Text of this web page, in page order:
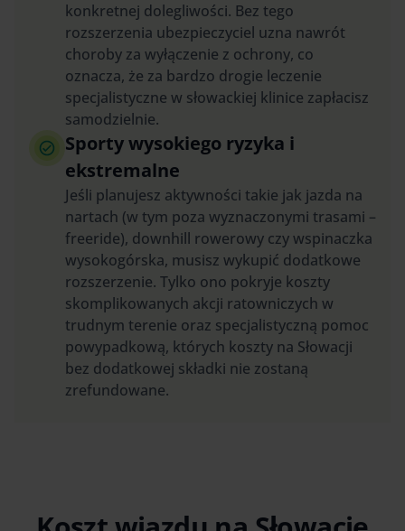
konkretnej dolegliwości. Bez tego
rozszerzenia ubezpieczyciel uzna nawrót
choroby za wyłączenie z ochrony, co
oznacza, że za bardzo drogie leczenie
specjalistyczne w słowackiej klinice zapłacisz
samodzielnie.
Sporty wysokiego ryzyka i
ekstremalne
Jeśli planujesz aktywności takie jak jazda na
nartach (w tym poza wyznaczonymi trasami –
freeride), downhill rowerowy czy wspinaczka
wysokogórska, musisz wykupić dodatkowe
rozszerzenie. Tylko ono pokryje koszty
skomplikowanych akcji ratowniczych w
trudnym terenie oraz specjalistyczną pomoc
powypadkową, których koszty na Słowacji
bez dodatkowej składki nie zostaną
zrefundowane.